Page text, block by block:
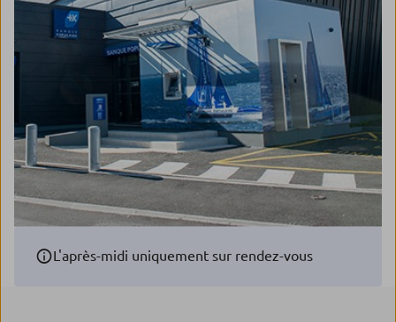
L'après-midi uniquement sur rendez-vous